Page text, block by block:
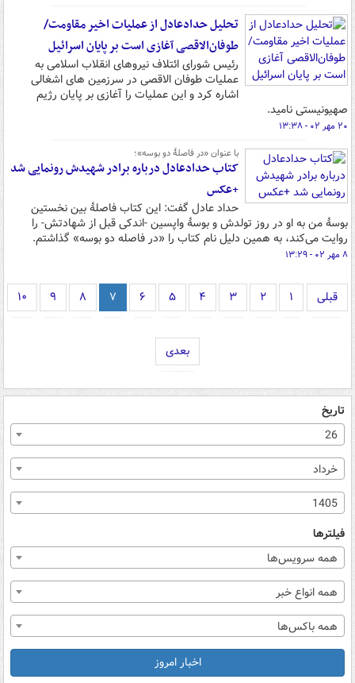
تحلیل حدادعادل از عملیات اخیر مقاومت/
طوفان‌الاقصی آغازی است بر پایان اسرائیل
رئیس شورای ائتلاف نیروهای انقلاب اسلامی به
عملیات طوفان الاقصی در سرزمین های اشغالی
اشاره کرد و این عملیات را آغازی بر پایان رژیم
صهیونیستی نامید.
۲۰ مهر ۰۲ - ۱۳:۳۸
با عنوان «در فاصلۀ دو بوسه»؛
کتاب حدادعادل درباره برادر شهیدش رونمایی شد
+‌عکس
حداد عادل گفت: این کتاب فاصلۀ بین نخستین
بوسۀ من به او در روز تولدش و بوسۀ واپسین -اندکی قبل از شهادتش- را
روایت می‌کند، به همین دلیل نام کتاب را «در فاصله دو بوسه» گذاشتم.
۸ مهر ۰۲ - ۱۳:۲۹
قبلی ۱ ۲ ۳ ۴ ۵ ۶ ۷ ۸ ۹ ۱۰
بعدی
تاریخ
26
خرداد
1405
فیلترها
همه سرویس‌ها
همه انواع خبر
همه باکس‌ها
اخبار امروز